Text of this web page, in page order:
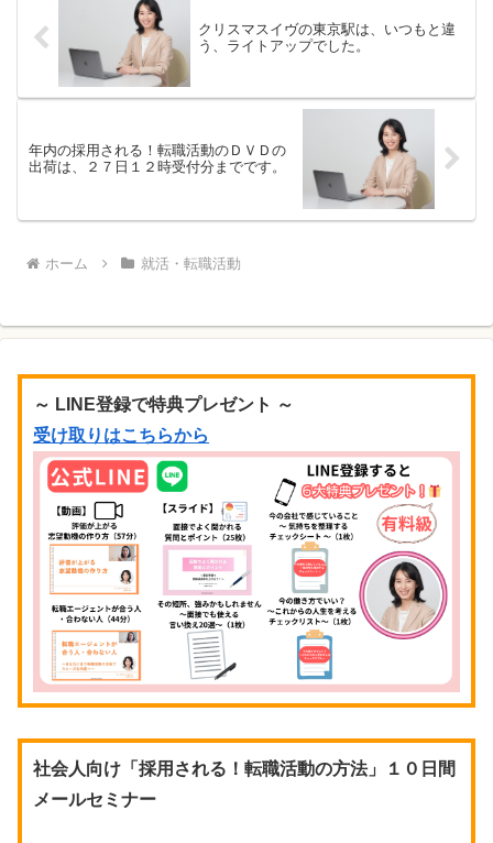
クリスマスイヴの東京駅は、いつもと違
う、ライトアップでした。
年内の採用される！転職活動のＤＶＤの
出荷は、２７日１２時受付分までです。
ホーム 就活・転職活動
～ LINE登録で特典プレゼント ～
受け取りはこちらから
社会人向け「採用される！転職活動の方法」１０日間
メールセミナー